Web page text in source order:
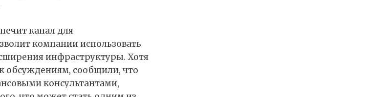
канал для
компании использовать
инфраструктуры. Хотя
обсуждениям, сообщили, что
консультантами,